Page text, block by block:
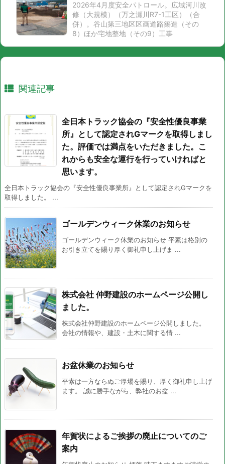
2026年4月度安全パトロール。広域河川改
修（大規模）（万之瀬川R7-1工区）（合
併）。谷山第三地区区画道路築造（その
8）ほか宅地整地（その9）工事
関連記事
全日本トラック協会の『安全性優良事業
所』として認定されGマークを取得しまし
た。評価では満点をいただきました。こ
れからも安全な運行を行っていければと
思います。
全日本トラック協会の『安全性優良事業所』として認定されGマークを
取得しました。 ...
ゴールデンウィーク休業のお知らせ
ゴールデンウィーク休業のお知らせ 平素は格別の
お引き立てを賜り厚く御礼申し上げま ...
株式会社 仲野建設のホームページ公開し
ました。
株式会社仲野建設のホームページ公開しました。
会社の情報や、建設・土木に関する情 ...
お盆休業のお知らせ
平素は一方ならぬご厚場を賜り、厚く御礼申し上げ
ます。 誠に勝手ながら、弊社のお盆 ...
年賀状によるご挨拶の廃止についてのご
案内